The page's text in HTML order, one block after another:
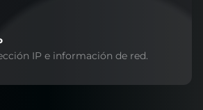
IP e información de red.